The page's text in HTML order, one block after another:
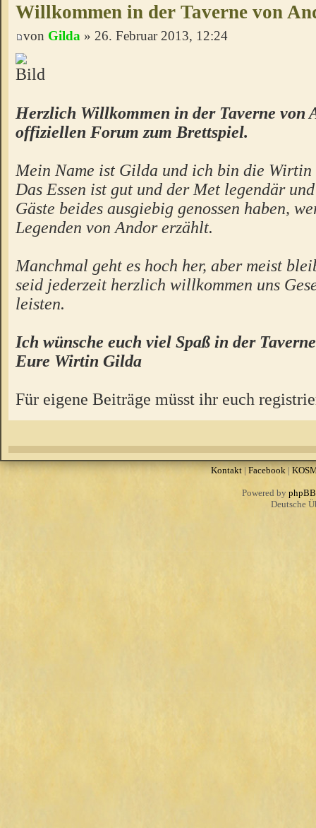
Willkommen in der Taverne von
von Gilda » 26. Februar 2013, 12:24
Herzlich Willkommen in der Taverne von
offiziellen Forum zum Brettspiel.
Mein Name ist Gilda und ich bin die Wirtin
Das Essen ist gut und der Met legendär
Gäste beides ausgiebig genossen haben,
Legenden von Andor erzählt.
Manchmal geht es hoch her, aber meist
seid jederzeit herzlich willkommen uns
leisten.
Ich wünsche euch viel Spaß in der
Eure Wirtin Gilda
Für eigene Beiträge müsst ihr euch
Kontakt|Facebook |
Powered by phpBB
Deutsche